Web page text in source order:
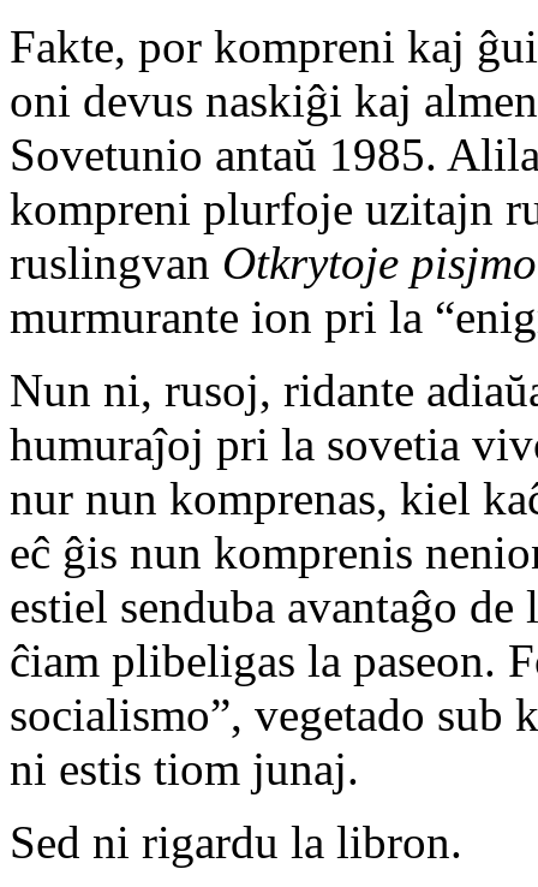
Fakte, por kompreni kaj
oni devus naskiĝi kaj
Sovetunio antaŭ 1985.
kompreni plurfoje uzitajn
ruslingvan Otkrytoje pisjmo
murmurante ion pri la
Nun ni, rusoj, ridante
humuraĵoj pri la sovetia
nur nun komprenas, kiel
eĉ ĝis nun komprenis
estiel senduba avantaĝo
ĉiam plibeligas la paseon.
socialismo”, vegetado sub
ni estis tiom junaj.
Sed ni rigardu la libron.